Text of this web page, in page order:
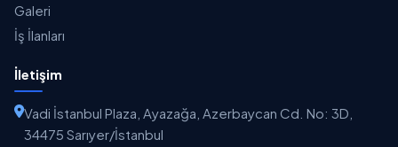
Galeri
İş İlanları
İletişim
Vadi İstanbul Plaza, Ayazağa, Azerbaycan Cd. No: 3D,
34475 Sarıyer/İstanbul